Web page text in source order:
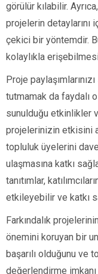
görülür kılabilir.
projelerin detaylarını
çekici bir yöntemdir.
kolaylıkla
Proje
tutmamak da faydalı
sunulduğu etkinlikler
projelerinizin etkisini
topluluk üyelerini
ulaşmasına katkı
tanıtımlar,
etkileyebilir ve katkı
Farkındalık
önemini koruyan bir
başarılı olduğunu ve
değerlendirme